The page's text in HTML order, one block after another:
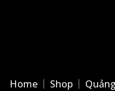
Home Shop